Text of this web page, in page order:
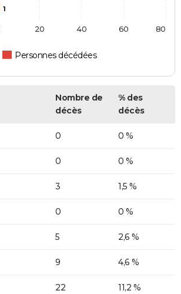
1
Personnes décédées
20 40 60 80
Nombre de
décès
% des
décès
0 0 %
0 0 %
3 1,5 %
0 0 %
5 2,6 %
9 4,6 %
22 11,2 %